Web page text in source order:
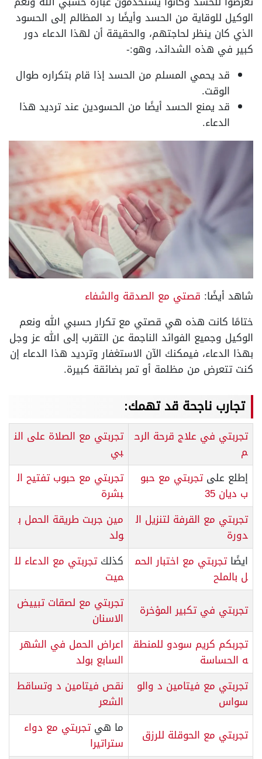
الوكيل للوقاية من الحسد وأيضًا رد المظالم إلى الحسود
الذي كان ينظر لحاجتهم، والحقيقة أن لهذا الدعاء دور
كبير في هذه الشدائد، وهو:-
قد يحمي المسلم من الحسد إذا قام بتكراره طوال
الوقت.
قد يمنع الحسد أيضًا من الحسودين عند ترديد هذا
الدعاء.
شاهد أيضًا: قصتي مع الصدقة والشفاء
ختامًا كانت هذه هي قصتي مع تكرار حسبي الله ونعم
الوكيل وجميع الفوائد الناجمة عن التقرب إلى الله عز وجل
بهذا الدعاء، فيمكنك الآن الاستغفار وترديد هذا الدعاء إن
كنت تتعرض من مظلمة أو تمر بضائقة كبيرة.
تجارب ناجحة قد تهمك:
تجربتي في علاج قرحة الرح
م
تجربتي مع الصلاة على الن
بي
إطلع علىتجربتي مع حبو
ب ديان 35
تجربتي مع حبوب تفتيح ال
بشرة
تجربتي مع القرفة لتنزيل ال
دورة
مين جربت طريقة الحمل ب
ولد
ايضًاتجربتي مع اختبار الحم
ل بالملح
كذلكتجربتي مع الدعاء لل
ميت
تجربتي في تكبير المؤخرة
تجربتي مع لصقات تبييض
الاسنان
تجربكم كريم سودو للمنطق
ه الحساسة
اعراض الحمل في الشهر
السابع بولد
تجربتي مع فيتامين د والو
سواس
نقص فيتامين د وتساقط
الشعر
تجربتي مع الحوقلة للرزق
ما هيتجربتي مع دواء
ستراتيرا